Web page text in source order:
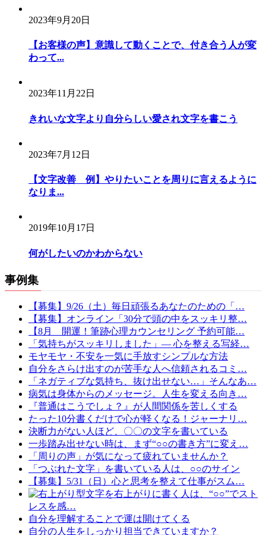
2023年9月20日
【お客様の声】意識して動くことで、付き合う人が変
わって...
2023年11月22日
きれいな文字より自分らしい愛され文字を書こう
2023年7月12日
【文字改善 例】やりたいことを周りに言えるように
なりま...
2019年10月17日
何がしたいのかわからない
事例集
【募集】9/26（土）毎日頑張るあなたのための「…
【募集】オンライン「30分で頭の中をスッキリ整…
【8月 開運！筆跡心理カウンセリング 予約可能…
「気持ちがスッキリしました」— 心を整える写経…
モヤモヤ・不安を一気に手放すシンプルな方法
自分をさらけ出すのが苦手な人へ信頼されるコミ…
「ネガティブな気持ち、抜け出せない…」そんなあ…
病気は身体からのメッセージ。人生を変える向き…
『普通はこうでしょ？』が人間関係を苦しくする
たった10分書くだけで心が軽くなる！ジャーナリ…
決断力がない人ほど、〇〇の文字を書いている
一歩踏み出せない時は、まず“○○の書き方”に変え…
「周りの声」が気になって疲れていませんか？
「つぶれた文字」を書いている人は、○○のサイン
【募集】5/31（日）心と思考を整えて仕事がスム…
文字を右上がりに書く人は、“○○”でスト
レスを感…
自分を理解することで運は開けてくる
自分の人生をしっかり担当できていますか？